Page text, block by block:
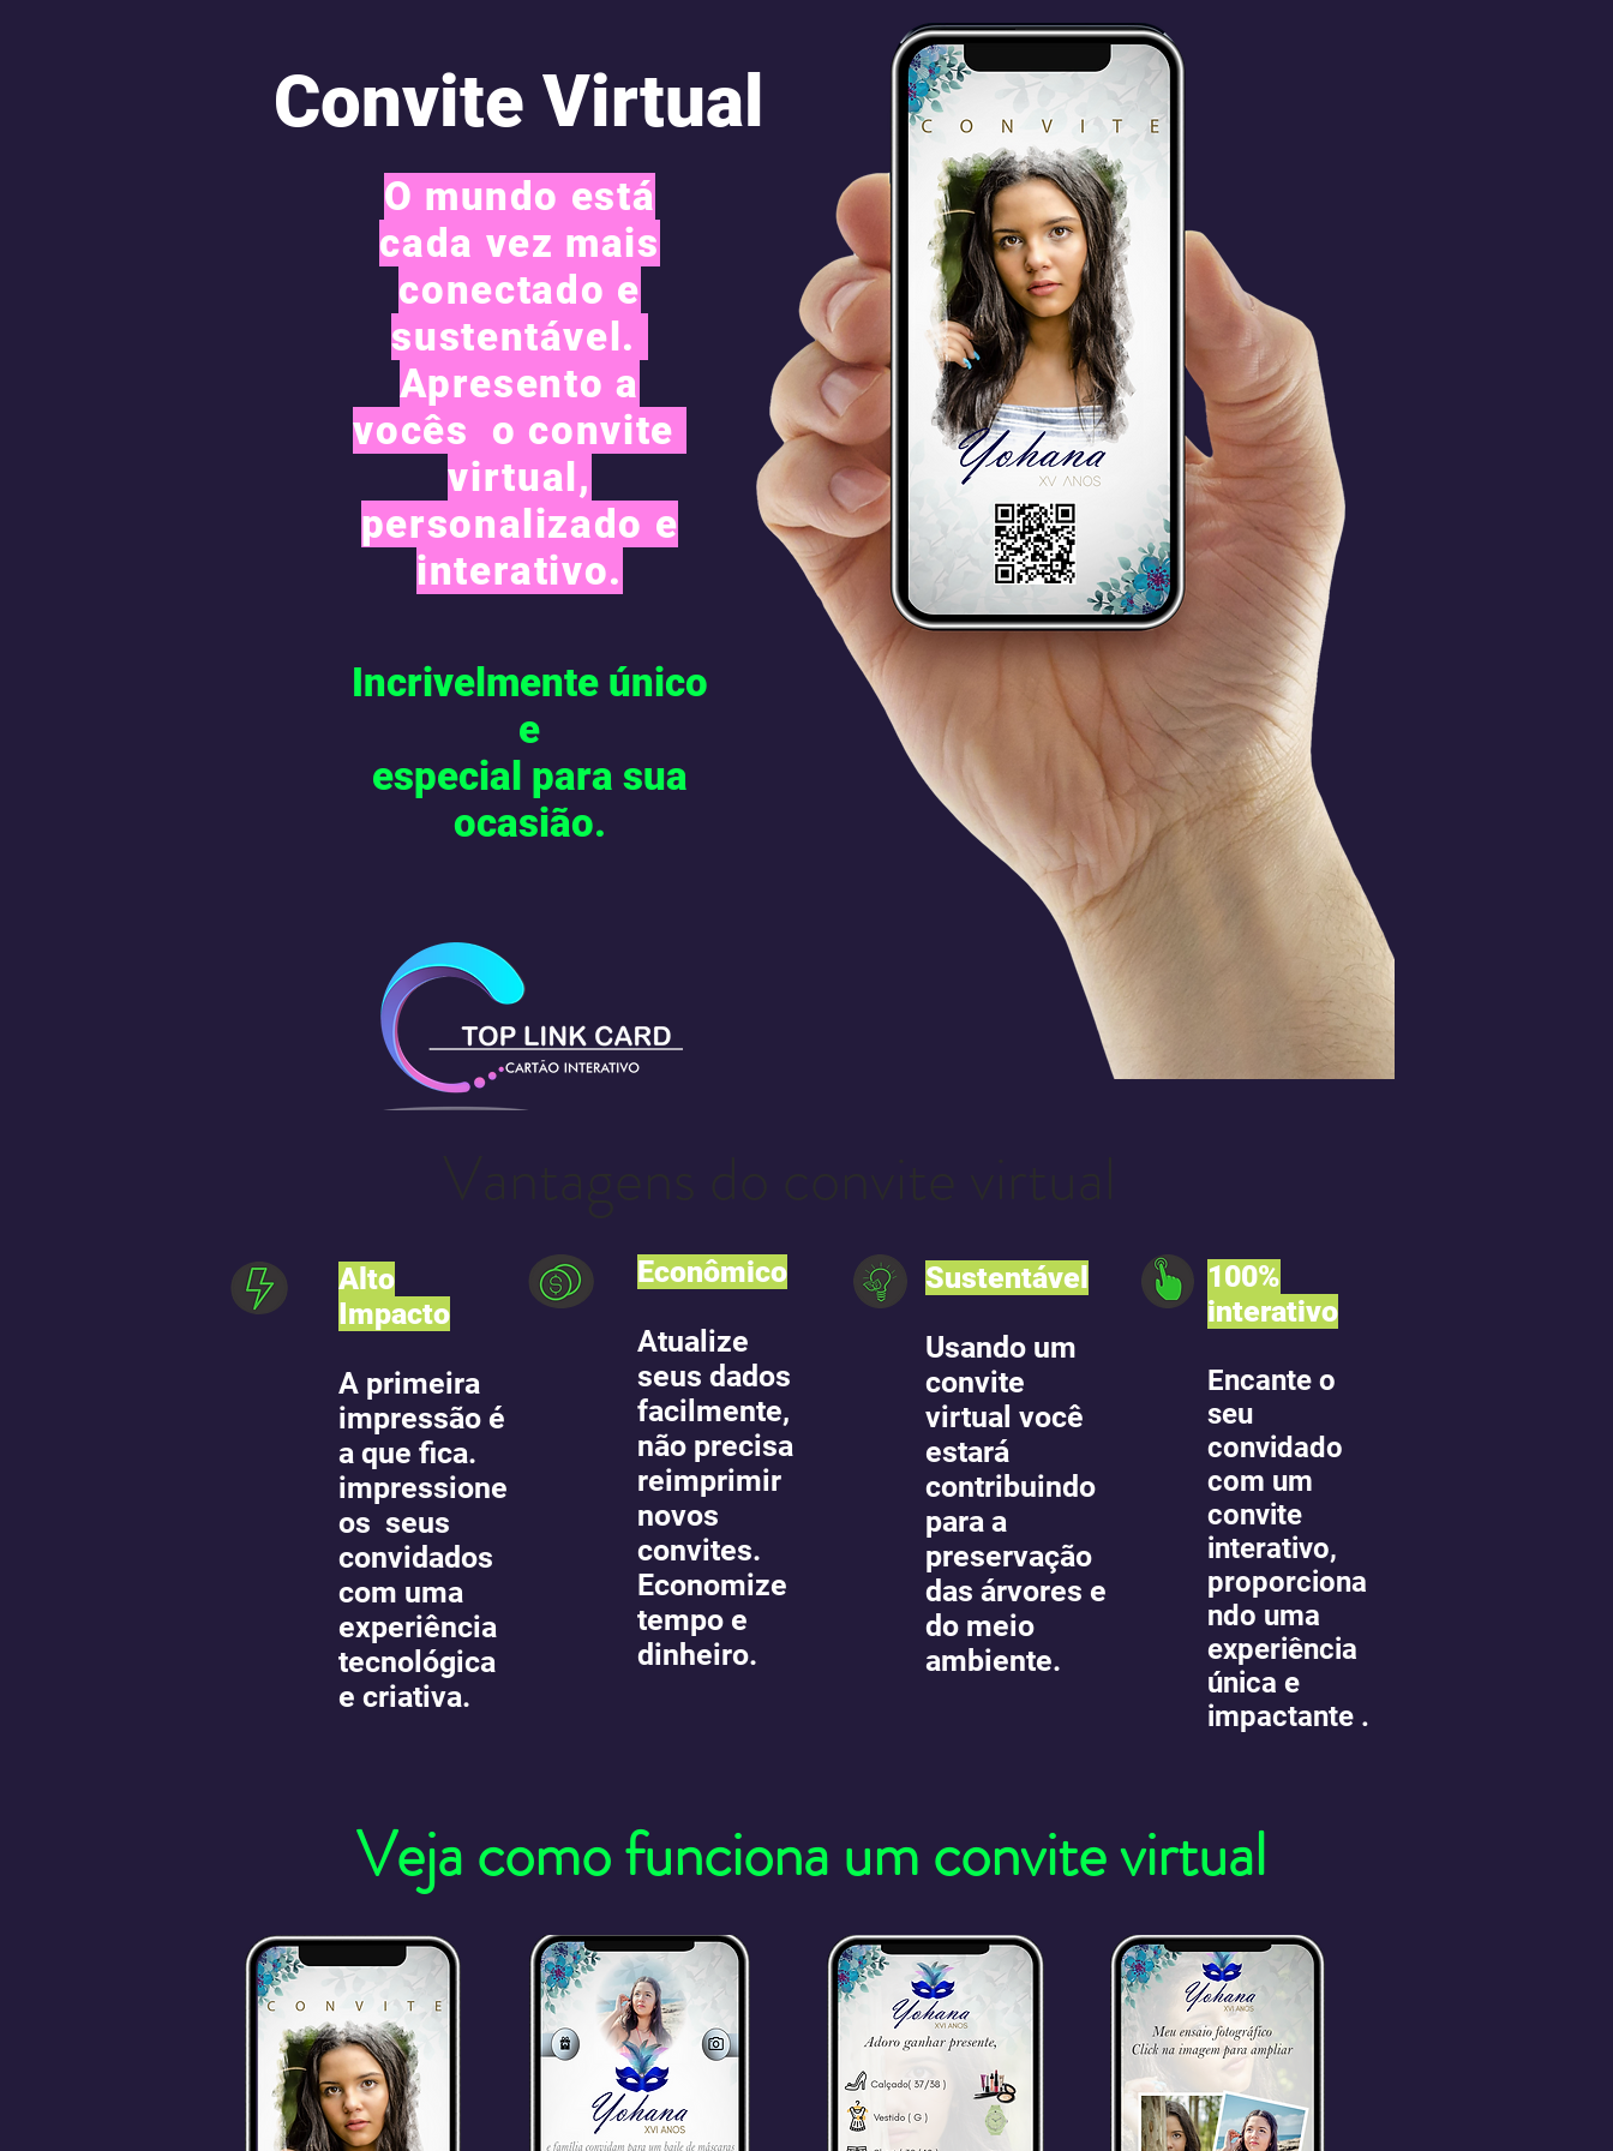
Convite Virtual
O mundo está
cada vez mais
conectado e
sustentável.
Apresento a
vocês o convite
virtual,
personalizado e
interativo.
Incrivelmente único
e
especial para sua
ocasião.
Alto
Impacto
A primeira
impressão é
a que fica.
impressione
os seus
convidados
com uma
experiência
tecnológica
e criativa.
Econômico
Atualize
seus dados
facilmente,
não precisa
reimprimir
novos
convites.
Economize
tempo e
dinheiro.
Sustentável
Usando um
convite
virtual você
estará
contribuindo
para a
preservação
das árvores e
do meio
ambiente.
100%
interativo
Encante o
seu
convidado
com um
convite
interativo,
proporciona
ndo uma
experiência
única e
impactante .
Veja como funciona um convite virtual